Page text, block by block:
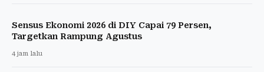
Sensus Ekonomi 2026 di DIY Capai 79 Persen,
Targetkan Rampung Agustus
4 jam lalu